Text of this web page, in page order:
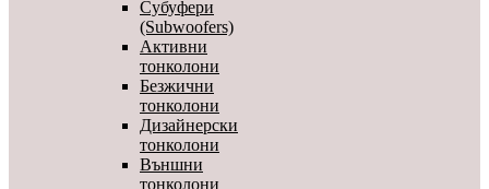
Субуфери
(Subwoofers)
Активни
тонколони
Безжични
тонколони
Дизайнерски
тонколони
Външни
тонколони